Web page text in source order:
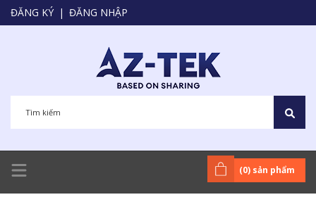
ĐĂNG KÝ | ĐĂNG NHẬP
(0) sản phẩm